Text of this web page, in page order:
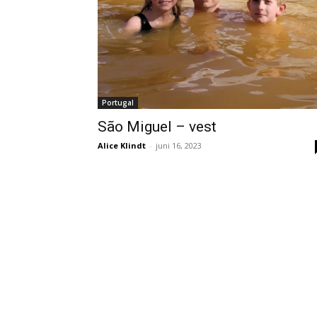
Portugal
São Miguel – vest
Alice Klindt - juni 16, 2023